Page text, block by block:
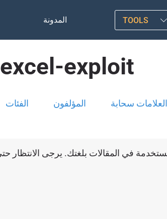
المدونة TOOLS
excel-exploit
الفئات المؤلفون العلامات سحابة